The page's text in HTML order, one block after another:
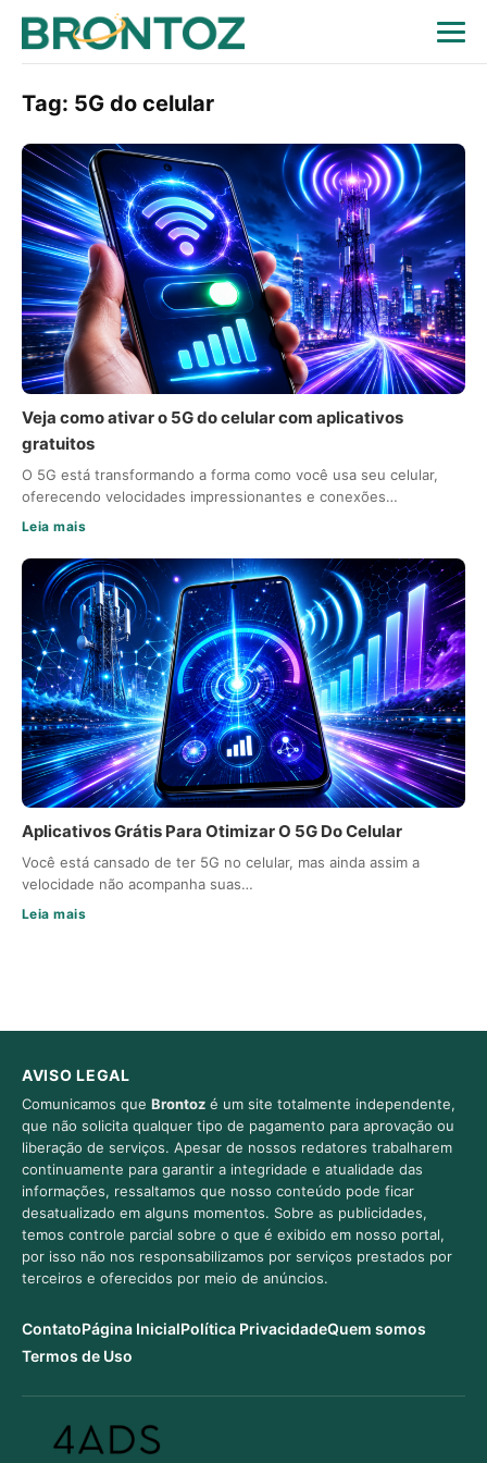
Tag: 5G do celular
Veja como ativar o 5G do celular com aplicativos
gratuitos
O 5G está transformando a forma como você usa seu celular,
oferecendo velocidades impressionantes e conexões…
Leia mais
Aplicativos Grátis Para Otimizar O 5G Do Celular
Você está cansado de ter 5G no celular, mas ainda assim a
velocidade não acompanha suas…
Leia mais
AVISO LEGAL
Comunicamos que Brontoz é um site totalmente independente,
que não solicita qualquer tipo de pagamento para aprovação ou
liberação de serviços. Apesar de nossos redatores trabalharem
continuamente para garantir a integridade e atualidade das
informações, ressaltamos que nosso conteúdo pode ficar
desatualizado em alguns momentos. Sobre as publicidades,
temos controle parcial sobre o que é exibido em nosso portal,
por isso não nos responsabilizamos por serviços prestados por
terceiros e oferecidos por meio de anúncios.
ContatoPágina InicialPolítica PrivacidadeQuem somos
Termos de Uso